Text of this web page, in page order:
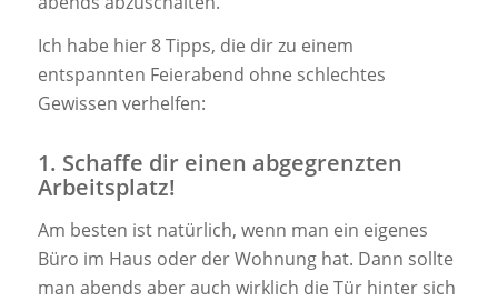
Ich habe hier 8 Tipps, die dir zu einem
entspannten Feierabend ohne schlechtes
Gewissen verhelfen:
1. Schaffe dir einen abgegrenzten
Arbeitsplatz!
Am besten ist natürlich, wenn man ein eigenes
Büro im Haus oder der Wohnung hat. Dann sollte
man abends aber auch wirklich die Tür hinter sich